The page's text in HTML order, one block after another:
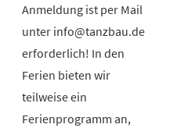
Anmeldung ist per Mail
unter info@tanzbau.de
erforderlich! In den
Ferien bieten wir
teilweise ein
Ferienprogramm an,